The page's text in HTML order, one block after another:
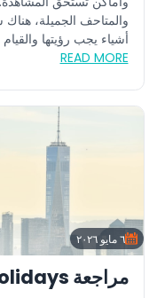
أشياء يجب رؤيتها والقيام
READ MORE
٦ مايو ٢٠٢٦
مراجعة JTR Holidays نيويورك 2023